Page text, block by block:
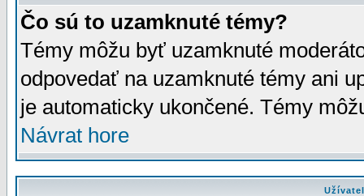
Čo sú to uzamknuté témy?
Témy môžu byť uzamknuté
odpovedať na uzamknuté témy ani
je automaticky ukončené. Témy
Návrat hore